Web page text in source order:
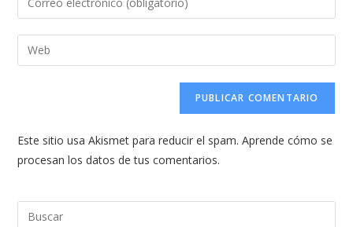
de
usuario
tu
dirección
de
comentar
Introduce
la
web
(opcional)
Este sitio usa Akismet para reducir el spam.Aprende cómo se
procesan los datos de tus comentarios.